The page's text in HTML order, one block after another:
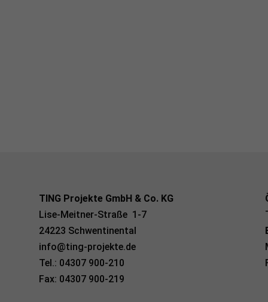
TING Projekte GmbH & Co. KG
Lise-Meitner-Straße 1-7
24223 Schwentinental
info@ting-projekte.de
Tel.: 04307 900-210
Fax: 04307 900-219